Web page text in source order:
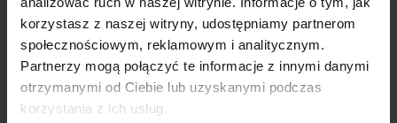
korzystasz z naszej witryny, udostępniamy partnerom
społecznościowym, reklamowym i analitycznym.
Partnerzy mogą połączyć te informacje z innymi danymi
otrzymanymi od Ciebie lub uzyskanymi podczas
korzystania z ich usług.
Montaż: Euroramka (uniwersalny system)
Konstrukcja: Lekka, wytrzymała, zrównoważona
Regulacja kąta pracy: Tak
Nie czekaj, aż zima zaskoczy Cię obfitymi opadami śniegu.